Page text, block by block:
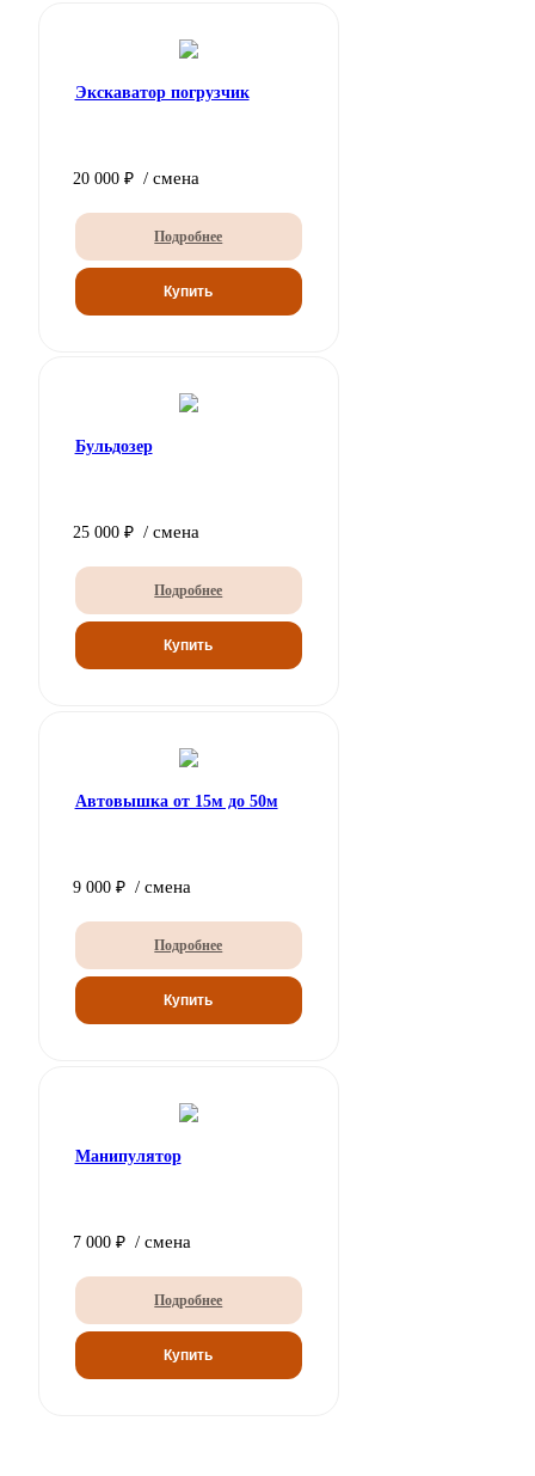
Экскаватор погрузчик
20 000 ₽ / смена
Подробнее
Бульдозер
25 000 ₽ / смена
Подробнее
Автовышка от 15м до 50м
9 000 ₽ / смена
Подробнее
Манипулятор
7 000 ₽ / смена
Подробнее